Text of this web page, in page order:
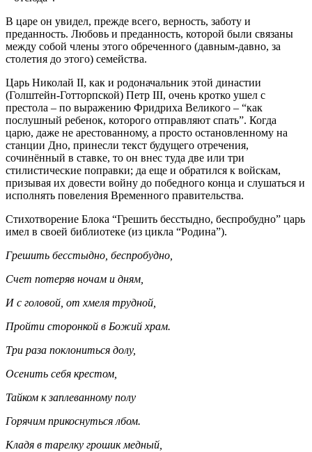
В царе он увидел, прежде всего, верность, заботу и
преданность. Любовь и преданность, которой были связаны
между собой члены этого обреченного (давным‑давно, за
столетия до этого) семейства.
Царь Николай II, как и родоначальник этой династии
(Голштейн‑Готторпской) Петр III, очень кротко ушел с
престола – по выражению Фридриха Великого – “как
послушный ребенок, которого отправляют спать”. Когда
царю, даже не арестованному, а просто остановленному на
станции Дно, принесли текст будущего отречения,
сочинённый в ставке, то он внес туда две или три
стилистические поправки; да еще и обратился к войскам,
призывая их довести войну до победного конца и слушаться и
исполнять повеления Временного правительства.
Стихотворение Блока “Грешить бесстыдно, беспробудно” царь
имел в своей библиотеке (из цикла “Родина”).
Грешить бесстыдно, беспробудно,
Счет потеряв ночам и дням,
И с головой, от хмеля трудной,
Пройти сторонкой в Божий храм.
Три раза поклониться долу,
Осенить себя крестом,
Тайком к заплеванному полу
Горячим прикоснуться лбом.
Кладя в тарелку грошик медный,